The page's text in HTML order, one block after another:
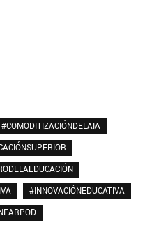
#COMODITIZACIÓNDELAIA
#INNOVACIÓNEDUCATIVA